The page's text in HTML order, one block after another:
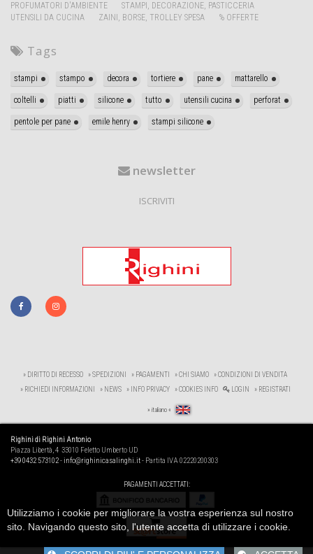
PROFUMATORI D'AMBIENTE
STAMPI, DECORAZIONE, PASTICCERIA
UTENSILI DA CUCINA
ZAINI, BORSE, TROLLEY SPESA % OFFERTE
Tags
stampi stampo decora tortiere pane mattarello
coltelli piatti silicone tutto utensili cucina perforat
pentole per pane emile henry stampi silicone
newsletter
ISCRIVITI
» DIRITTO DI RECESSO » SPEDIZIONI » PAGAMENTI » CHI SIAMO
» CONDIZIONI DI VENDITA
» RICHIEDI INFORMAZIONI
» NEWS » INFO PRIVACY » COOKIES INFO LOGIN » REGISTRATI
» italiano «
Righini di Righini Antonio
Piazza Libertà, 4 33010 Feletto Umberto UD
+39 0432 573102-info@righinicasalinghi.it- Partita IVA 02220200303
PAGAMENTI ACCETTATI:
Utilizziamo i cookie per migliorare la vostra esperienza sul nostro
sito. Navigando questo sito, l'utente accetta di utilizzare i cookie.